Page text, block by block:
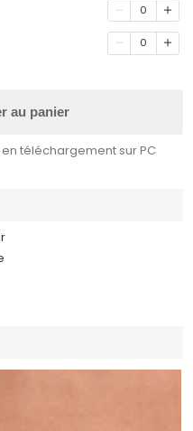
0
0
au panier
téléchargement sur PC